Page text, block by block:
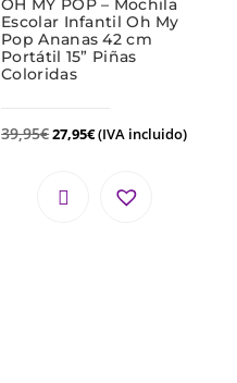
OH MY POP – Mochila
Escolar Infantil Oh My
Pop Ananas 42 cm
Portátil 15” Piñas
Coloridas
39,95€27,95€(IVA incluido)